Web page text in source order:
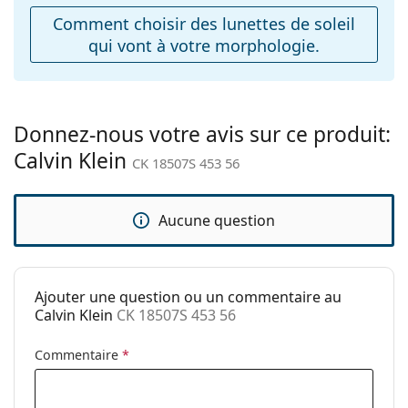
ajustables:
Accessoires
Étui:
Oui
nettoyage:
Autres
Lunettes de soleil
Marque:
Calvin Klein
Code:
CK 18507S 453 56
Comment choisir des lunettes de soleil
qui vont à votre morphologie.
Donnez-nous votre avis sur ce produit:
Calvin Klein CK 18507S 453 56
Aucune question
Ajouter une question ou un commentaire au
Calvin Klein CK 18507S 453 56
Commentaire *